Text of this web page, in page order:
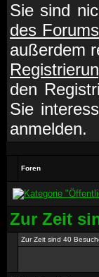
Sie sind
des Forums
außerdem
den
Sie
anmelden.
Foren
Zur Zeit
Zur Zeit sind 40